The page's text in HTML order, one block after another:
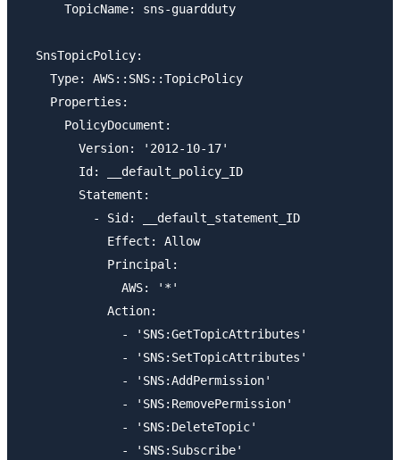
      TopicName: sns-guardduty
  SnsTopicPolicy:
    Type: AWS::SNS::TopicPolicy
    Properties:
      PolicyDocument:
        Version: '2012-10-17'
        Id: __default_policy_ID
        Statement:
          - Sid: __default_statement_ID
            Effect: Allow
            Principal:
              AWS: '*'
            Action:
              - 'SNS:GetTopicAttributes'
              - 'SNS:SetTopicAttributes'
              - 'SNS:AddPermission'
              - 'SNS:RemovePermission'
              - 'SNS:DeleteTopic'
              - 'SNS:Subscribe'